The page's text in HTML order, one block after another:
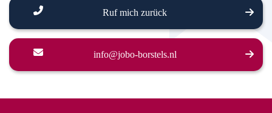
Ruf mich zurück
info@jobo-borstels.nl